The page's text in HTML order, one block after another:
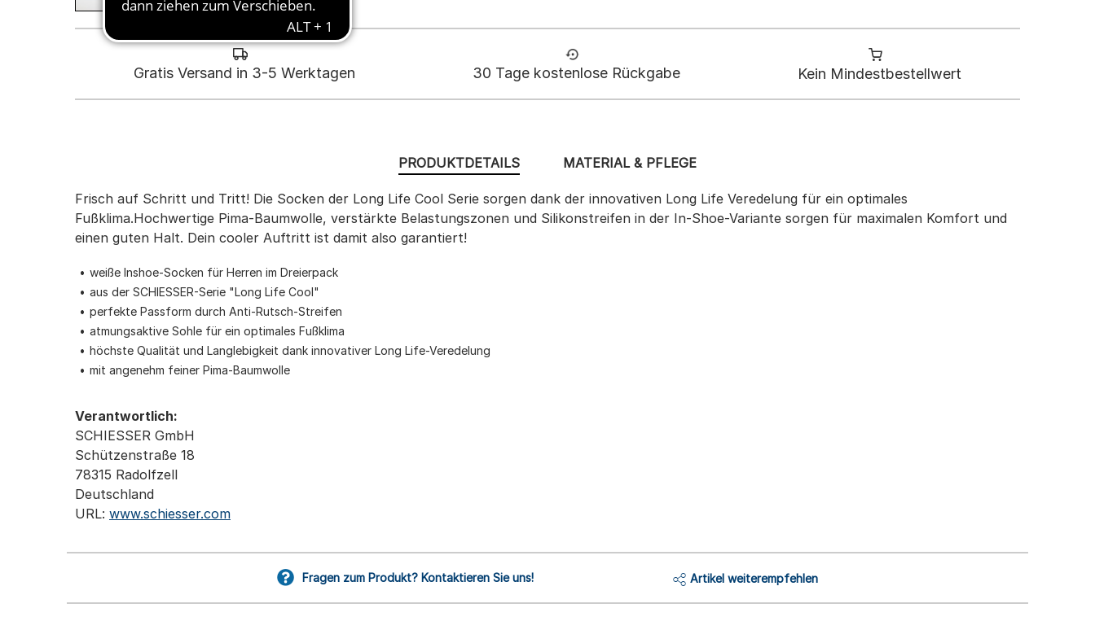
Gratis Versand in 3-5 Werktagen 30 Tage kostenlose Rückgabe Kein Mindestbestellwert
PRODUKTDETAILS
Frisch auf Schritt und Tritt! Die Socken der Long Life Cool Serie sorgen dank der innovativen Long Life Veredelung für ein optimales
Fußklima.Hochwertige Pima-Baumwolle, verstärkte Belastungszonen und Silikonstreifen in der In-Shoe-Variante sorgen für maximalen Komfort und
einen guten Halt. Dein cooler Auftritt ist damit also garantiert!
weiße Inshoe-Socken für Herren im Dreierpack
aus der SCHIESSER-Serie "Long Life Cool"
perfekte Passform durch Anti-Rutsch-Streifen
atmungsaktive Sohle für ein optimales Fußklima
höchste Qualität und Langlebigkeit dank innovativer Long Life-Veredelung
mit angenehm feiner Pima-Baumwolle
Verantwortlich:
SCHIESSER GmbH
Schützenstraße 18
78315 Radolfzell
Deutschland
URL: www.schiesser.com
MATERIAL & PFLEGE
Fragen zum Produkt? Kontaktieren Sie uns! Artikel weiterempfehlen